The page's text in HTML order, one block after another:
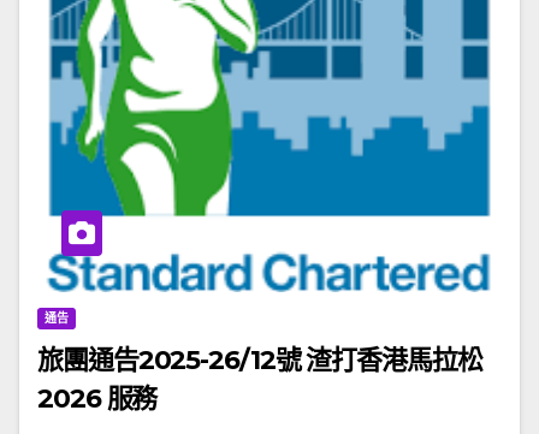
通告
旅團通告2025-26/12號 渣打香港馬拉松
2026 服務